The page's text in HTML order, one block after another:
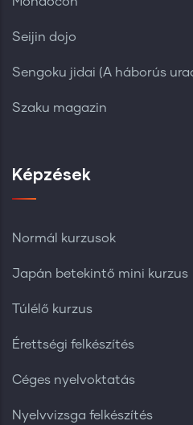
Seijin dojo
Sengoku jidai (A háborús
Szaku magazin
Képzések
Normál kurzusok
Japán betekintő mini kurzus
Túlélő kurzus
Érettségi felkészítés
Céges nyelvoktatás
Nyelvvizsga felkészítés